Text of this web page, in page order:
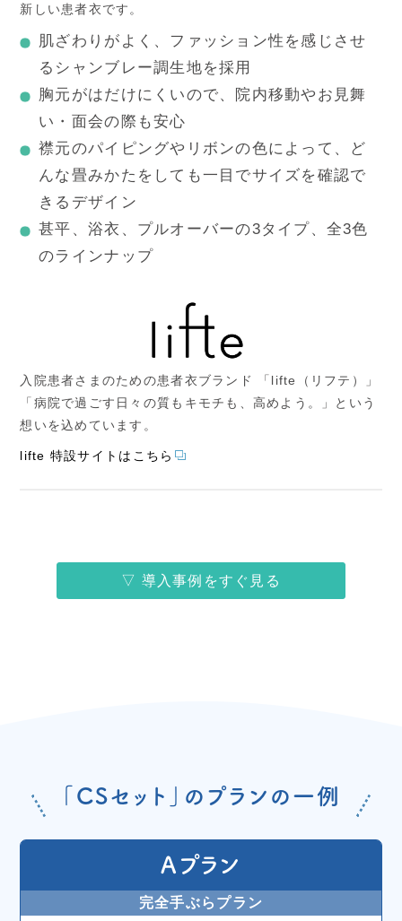
新しい患者衣です。
肌ざわりがよく、ファッション性を感じさせ
るシャンブレー調生地を採用
胸元がはだけにくいので、院内移動やお見舞
い・面会の際も安心
襟元のパイピングやリボンの色によって、ど
んな畳みかたをしても一目でサイズを確認で
きるデザイン
甚平、浴衣、プルオーバーの3タイプ、全3色
のラインナップ
入院患者さまのための患者衣ブランド 「lifte（リフテ）」
「病院で過ごす日々の質もキモチも、高めよう。」という
想いを込めています。
lifte 特設サイトはこちら
▽ 導入事例をすぐ見る
「CSセット」のプランの一例
Aプラン
完全手ぶらプラン